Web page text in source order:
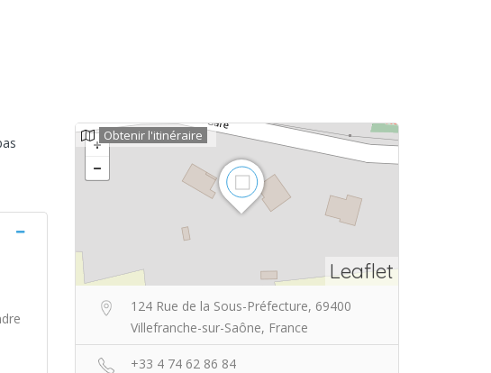
Leaflet
Obtenir l'itinéraire
124 Rue de la Sous-Préfecture, 69400
Villefranche-sur-Saône, France
+33 4 74 62 86 84